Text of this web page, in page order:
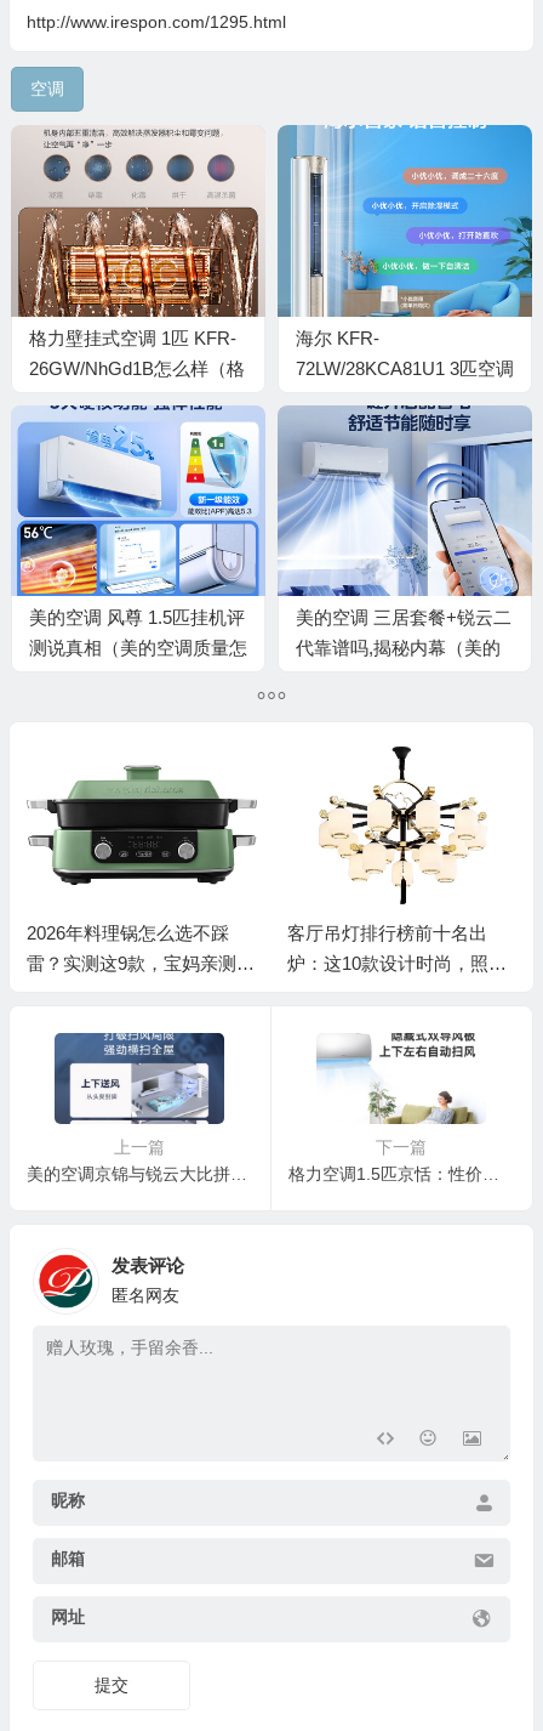
http://www.irespon.com/1295.html
空调
格力壁挂式空调 1匹 KFR-
26GW/NhGd1B怎么样（格
26GW/NhGd1B评测说真
海尔 KFR-
72LW/28KCA81U1 3匹空调
热模式）
美的空调 风尊 1.5匹挂机评
测说真相（美的空调质量怎
美的空调 三居套餐+锐云二
代靠谱吗,揭秘内幕（美的
2026年料理锅怎么选不踩
雷？实测这9款，宝妈亲测好
客厅吊灯排行榜前十名出
炉：这10款设计时尚，照明
上一篇
美的空调京锦与锐云大比拼：性价比之选，美的3匹京绽空调值得入手吗？
下一篇
格力空调1.5匹京恬：性价比与质量的双重保障
发表评论
匿名网友
昵称
邮箱
网址
提交